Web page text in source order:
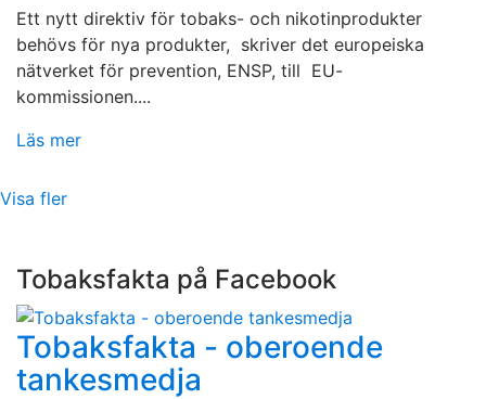
Ett nytt direktiv för tobaks- och nikotinprodukter
behövs för nya produkter, skriver det europeiska
nätverket för prevention, ENSP, till EU-
kommissionen....
Läs mer
Visa fler
Tobaksfakta på Facebook
Tobaksfakta - oberoende
tankesmedja